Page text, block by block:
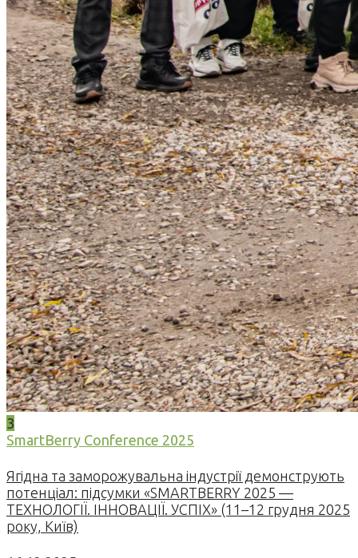
3
SmartBerry Conference 2025
Ягідна та заморожувальна індустрії демонструють
потенціал: підсумки «SMARTBERRY 2025 —
ТЕХНОЛОГІЇ. ІННОВАЦІЇ. УСПІХ» (11–12 грудня 2025
року, Київ)